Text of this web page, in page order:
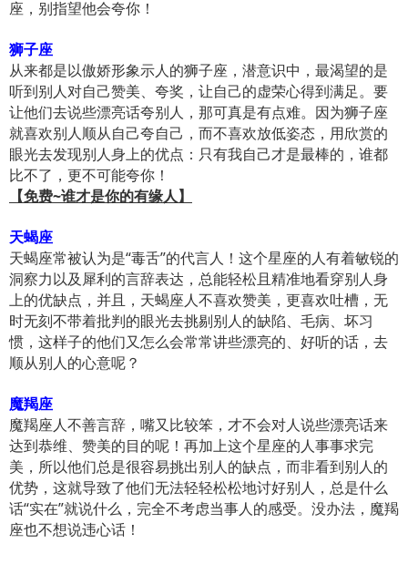
座，别指望他会夸你！
狮子座
从来都是以傲娇形象示人的狮子座，潜意识中，最渴望的是
听到别人对自己赞美、夸奖，让自己的虚荣心得到满足。要
让他们去说些漂亮话夸别人，那可真是有点难。因为狮子座
就喜欢别人顺从自己夸自己，而不喜欢放低姿态，用欣赏的
眼光去发现别人身上的优点：只有我自己才是最棒的，谁都
比不了，更不可能夸你！
【免费~谁才是你的有缘人】
天蝎座
天蝎座常被认为是“毒舌”的代言人！这个星座的人有着敏锐的
洞察力以及犀利的言辞表达，总能轻松且精准地看穿别人身
上的优缺点，并且，天蝎座人不喜欢赞美，更喜欢吐槽，无
时无刻不带着批判的眼光去挑剔别人的缺陷、毛病、坏习
惯，这样子的他们又怎么会常常讲些漂亮的、好听的话，去
顺从别人的心意呢？
魔羯座
魔羯座人不善言辞，嘴又比较笨，才不会对人说些漂亮话来
达到恭维、赞美的目的呢！再加上这个星座的人事事求完
美，所以他们总是很容易挑出别人的缺点，而非看到别人的
优势，这就导致了他们无法轻轻松松地讨好别人，总是什么
话“实在”就说什么，完全不考虑当事人的感受。没办法，魔羯
座也不想说违心话！